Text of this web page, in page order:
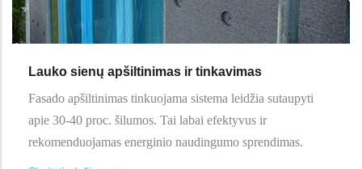
Lauko sienų apšiltinimas ir tinkavimas
Fasado apšiltinimas tinkuojama sistema leidžia sutaupyti
apie 30-40 proc. šilumos. Tai labai efektyvus ir
rekomenduojamas energinio naudingumo sprendimas.